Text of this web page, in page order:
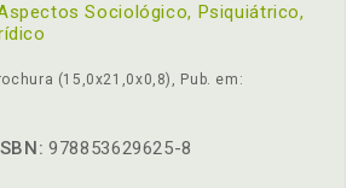
Sociológico, Psiquiátrico,
(15,0x21,0x0,8), Pub. em:
978853629625-8